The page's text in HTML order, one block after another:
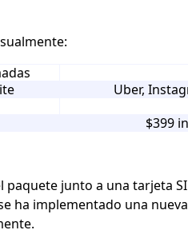
Uber,
$399
paquete junto a una tarjeta
ha implementado una